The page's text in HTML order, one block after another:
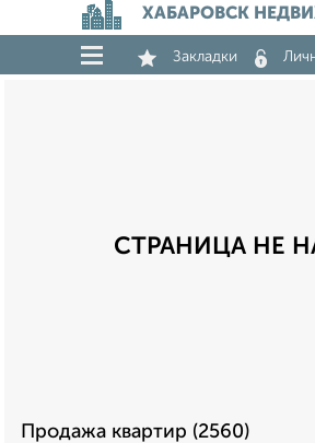
ХАБАРОВСК
Закладки
СТРАНИЦА НЕ
Продажа квартир (2560)